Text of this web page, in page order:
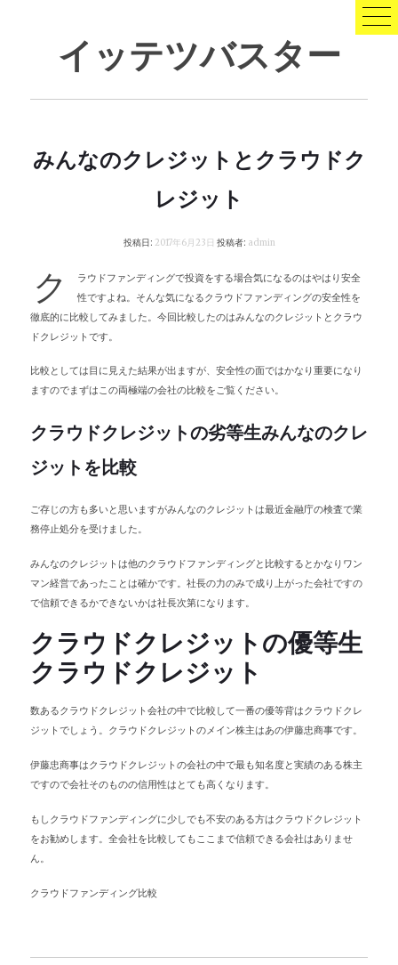
イッテツバスター
みんなのクレジットとクラウドク
レジット
投稿日: 2017年6月23日 投稿者: admin
ク
ラウドファンディングで投資をする場合気になるのはやはり安全
性ですよね。そんな気になるクラウドファンディングの安全性を
徹底的に比較してみました。今回比較したのはみんなのクレジットとクラウ
ドクレジットです。
比較としては目に見えた結果が出ますが、安全性の面ではかなり重要になり
ますのでまずはこの両極端の会社の比較をご覧ください。
クラウドクレジットの劣等生みんなのクレ
ジットを比較
ご存じの方も多いと思いますがみんなのクレジットは最近金融庁の検査で業
務停止処分を受けました。
みんなのクレジットは他のクラウドファンディングと比較するとかなりワン
マン経営であったことは確かです。社長の力のみで成り上がった会社ですの
で信頼できるかできないかは社長次第になります。
クラウドクレジットの優等生
クラウドクレジット
数あるクラウドクレジット会社の中で比較して一番の優等背はクラウドクレ
ジットでしょう。クラウドクレジットのメイン株主はあの伊藤忠商事です。
伊藤忠商事はクラウドクレジットの会社の中で最も知名度と実績のある株主
ですので会社そのものの信用性はとても高くなります。
もしクラウドファンディングに少しでも不安のある方はクラウドクレジット
をお勧めします。全会社を比較してもここまで信頼できる会社はありませ
ん。
クラウドファンディング比較